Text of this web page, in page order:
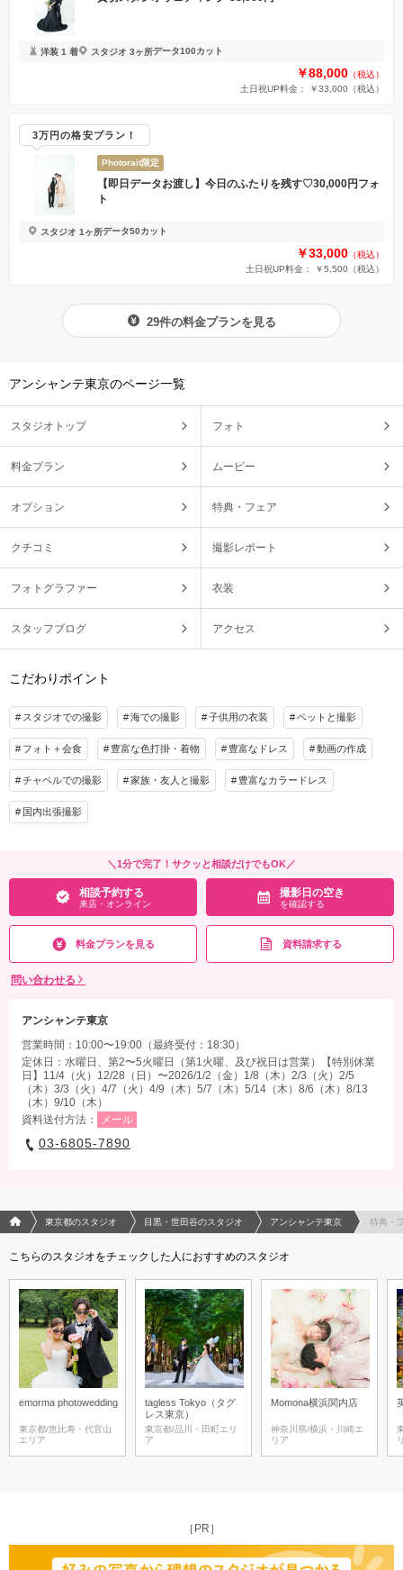
洋装 1 着 スタジオ 3ヶ所データ100カット
￥88,000 （税込）
土日祝UP料金： ￥33,000 （税込）
3万円の格安プラン！
Photorait限定
【即日データお渡し】今日のふたりを残す♡30,000円フォ
ト
スタジオ 1ヶ所データ50カット
￥33,000 （税込）
土日祝UP料金： ￥5,500 （税込）
29件の料金プランを見る
アンシャンテ東京のページ一覧
スタジオトップ フォト
料金プラン ムービー
オプション 特典・フェア
クチコミ 撮影レポート
フォトグラファー 衣装
スタッフブログ アクセス
こだわりポイント
スタジオでの撮影 海での撮影 子供用の衣装 ペットと撮影
フォト＋会食 豊富な色打掛・着物 豊富なドレス 動画の作成
チャペルでの撮影 家族・友人と撮影 豊富なカラードレス
国内出張撮影
＼1分で完了！サクッと相談だけでもOK／
相談予約する
来店・オンライン
撮影日の空き
を確認する
料金プランを見る 資料請求する
問い合わせる
アンシャンテ東京
営業時間：10:00〜19:00（最終受付：18:30）
定休日：水曜日、第2〜5火曜日（第1火曜、及び祝日は営業）【特別休業
日】11/4（火）12/28（日）〜2026/1/2（金）1/8（木）2/3（火）2/5
（木）3/3（火）4/7（火）4/9（木）5/7（木）5/14（木）8/6（木）8/13
（木）9/10（木）
資料送付方法：
メール
03-6805-7890
フォトウエディング/結婚写真のPhotorait ホーム
東京都のスタジオ 目黒・世田谷のスタジオ アンシャンテ東京 特典・
こちらのスタジオをチェックした人におすすめのスタジオ
emorma photowedding
東京都/恵比寿・代官山
エリア
tagless Tokyo（タグ
レス東京）
東京都/品川・田町エリ
ア
Momona横浜関内店
神奈川県/横浜・川崎エ
リア
［PR］